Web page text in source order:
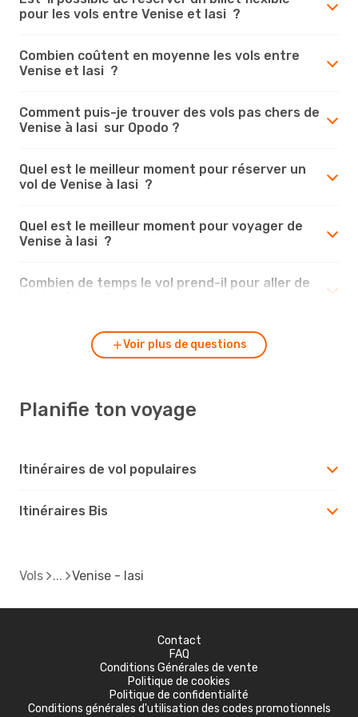
pour les vols entre Venise et Iasi ?
Combien coûtent en moyenne les vols entre
Venise et Iasi ?
Comment puis-je trouver des vols pas chers de
Venise à Iasi sur Opodo ?
Quel est le meilleur moment pour réserver un
vol de Venise à Iasi ?
Quel est le meilleur moment pour voyager de
Venise à Iasi ?
Combien de temps le vol prend-il pour aller de
Voir plus de questions
Planifie ton voyage
Itinéraires de vol populaires
Itinéraires Bis
Vols Venise - Iasi
Contact
FAQ
Conditions Générales de vente
Politique de cookies
Politique de confidentialité
Conditions générales d'utilisation des codes promotionnels